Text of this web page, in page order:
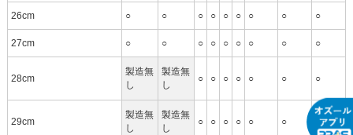
26cm ○ ○ ○ ○ ○ ○ ○ ○ ○
27cm ○ ○ ○ ○ ○ ○ ○ ○ ○
28cm
製造無
し
製造無
し
○ ○ ○ ○ ○ ○ ○
29cm
製造無
し
製造無
し
○ ○ ○ ○ ○ ○ ○